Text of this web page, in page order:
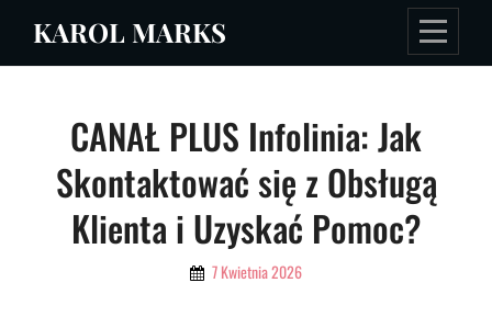
KAROL MARKS
CANAŁ PLUS Infolinia: Jak
Skontaktować się z Obsługą
Klienta i Uzyskać Pomoc?
By 7 Kwietnia 2026
Nawigacja
wpisu